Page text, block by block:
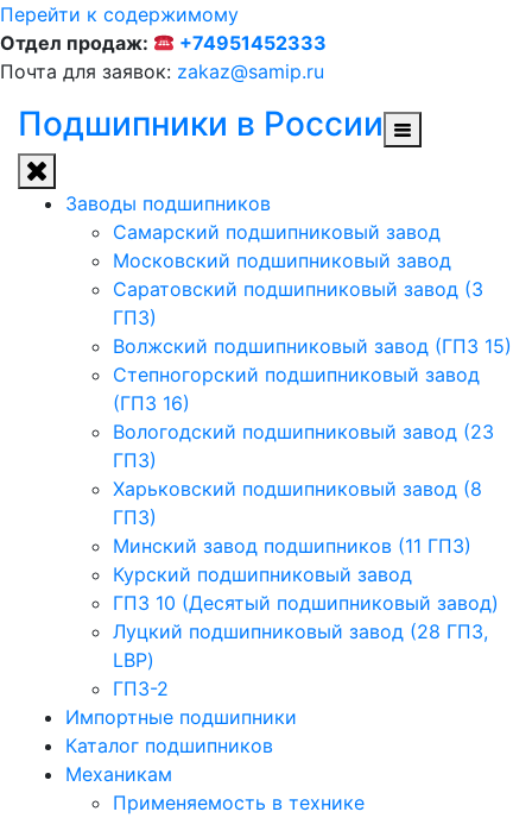
Перейти к содержимому
Отдел продаж:
+74951452333
Почта для заявок: zakaz@samip.ru
Подшипники в России
Заводы подшипников
Cамарский подшипниковый завод
Московский подшипниковый завод
Саратовский подшипниковый завод (3
ГПЗ)
Волжский подшипниковый завод (ГПЗ 15)
Степногорский подшипниковый завод
(ГПЗ 16)
Вологодский подшипниковый завод (23
ГПЗ)
Харьковский подшипниковый завод (8
ГПЗ)
Минский завод подшипников (11 ГПЗ)
Курский подшипниковый завод
ГПЗ 10 (Десятый подшипниковый завод)
Луцкий подшипниковый завод (28 ГПЗ,
LBP)
ГПЗ-2
Импортные подшипники
Каталог подшипников
Механикам
Применяемость в технике